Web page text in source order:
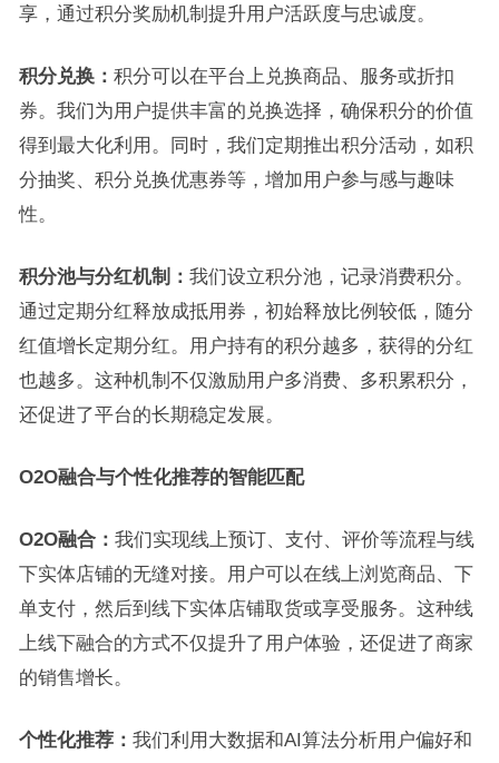
享，通过积分奖励机制提升用户活跃度与忠诚度。
积分兑换： 积分可以在平台上兑换商品、服务或折扣
券。我们为用户提供丰富的兑换选择，确保积分的价值
得到最大化利用。同时，我们定期推出积分活动，如积
分抽奖、积分兑换优惠券等，增加用户参与感与趣味
性。
积分池与分红机制： 我们设立积分池，记录消费积分。
通过定期分红释放成抵用券，初始释放比例较低，随分
红值增长定期分红。用户持有的积分越多，获得的分红
也越多。这种机制不仅激励用户多消费、多积累积分，
还促进了平台的长期稳定发展。
O2O融合与个性化推荐的智能匹配
O2O融合： 我们实现线上预订、支付、评价等流程与线
下实体店铺的无缝对接。用户可以在线上浏览商品、下
单支付，然后到线下实体店铺取货或享受服务。这种线
上线下融合的方式不仅提升了用户体验，还促进了商家
的销售增长。
个性化推荐： 我们利用大数据和AI算法分析用户偏好和